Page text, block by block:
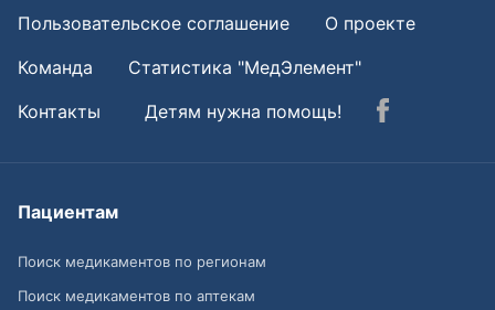
Пользовательское соглашение
О проекте
Команда
Статистика "МедЭлемент"
Контакты
Детям нужна помощь!
Пациентам
Поиск медикаментов по регионам
Поиск медикаментов по аптекам